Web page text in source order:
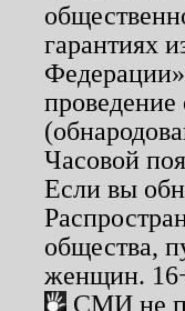
гарантиях
Часовой
Если вы
общества,
женщин.
СМИ не